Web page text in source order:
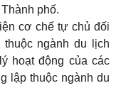
phố.
cơ chế tự chủ đối
ngành du lịch
hoạt động của các
lập thuộc ngành du